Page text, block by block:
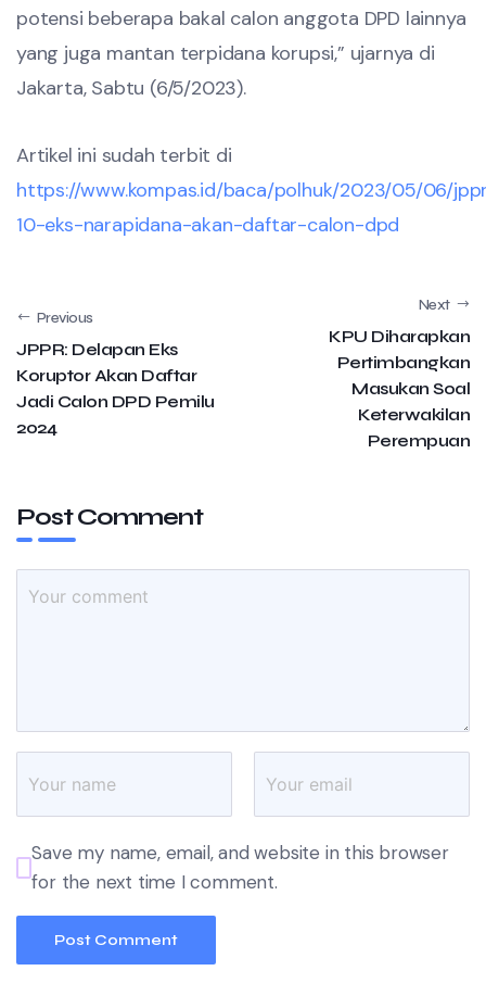
potensi beberapa bakal calon anggota DPD lainnya
yang juga mantan terpidana korupsi,” ujarnya di
Jakarta, Sabtu (6/5/2023).
Artikel ini sudah terbit di
https://www.kompas.id/baca/polhuk/2023/05/06/
10-eks-narapidana-akan-daftar-calon-dpd
Previous
JPPR: Delapan Eks
Koruptor Akan Daftar
Jadi Calon DPD Pemilu
2024
Next
KPU Diharapkan
Pertimbangkan
Masukan Soal
Keterwakilan
Perempuan
Post Comment
Save my name, email, and website in this browser
for the next time I comment.